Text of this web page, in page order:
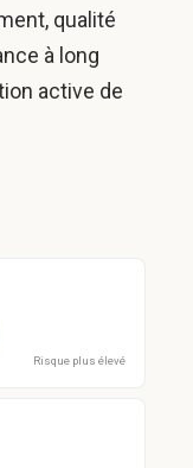
qualité
à long
active de
Risque plus élevé